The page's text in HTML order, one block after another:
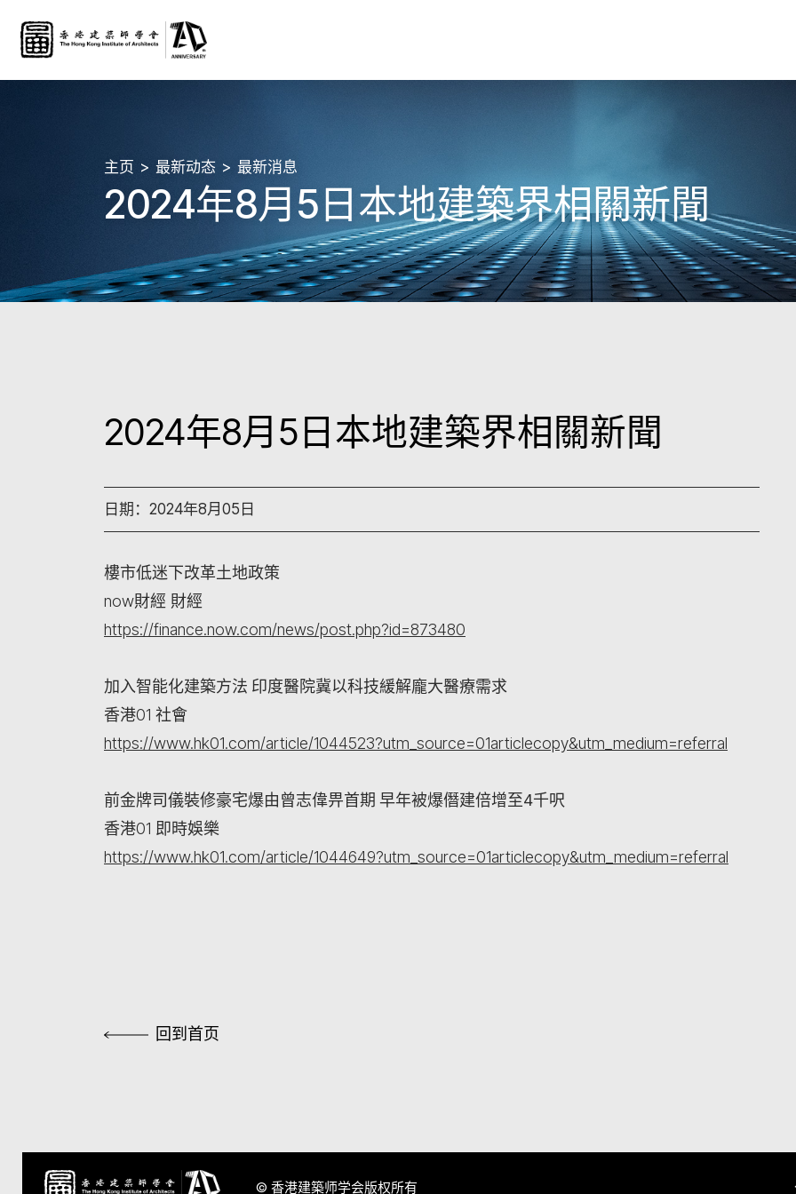
主页 最新动态 最新消息
2024年8月5日本地建築界相關新聞
2024年8月5日本地建築界相關新聞
日期：2024年8月05日
樓市低迷下改革土地政策
now財經 財經
https://finance.now.com/news/post.php?id=873480
加入智能化建築方法 印度醫院冀以科技緩解龐大醫療需求
香港01 社會
https://www.hk01.com/article/1044523?utm_source=01articlecopy&utm_medium=referral
前金牌司儀裝修豪宅爆由曾志偉畀首期 早年被爆僭建倍增至4千呎
香港01 即時娛樂
https://www.hk01.com/article/1044649?utm_source=01articlecopy&utm_medium=referral
回到首页
© 香港建築师学会版权所有